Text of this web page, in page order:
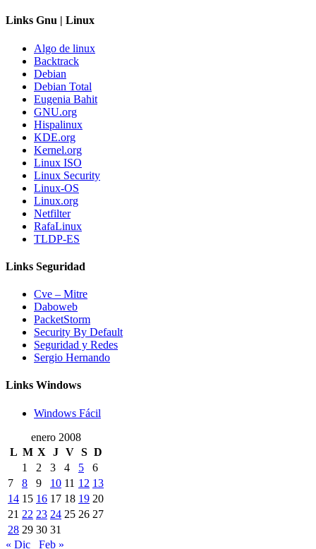
Links Gnu | Linux
Algo de linux
Backtrack
Debian
Debian Total
Eugenia Bahit
GNU.org
Hispalinux
KDE.org
Kernel.org
Linux ISO
Linux Security
Linux-OS
Linux.org
Netfilter
RafaLinux
TLDP-ES
Links Seguridad
Cve – Mitre
Daboweb
PacketStorm
Security By Default
Seguridad y Redes
Sergio Hernando
Links Windows
Windows Fácil
enero 2008
L M X J V S D
1
2 3 4 5
6
7
8 9 10 11 12 13
14 15 16 17 18 19 20
21 22 23 24 25 26 27
28 29 30 31
« Dic
Feb »